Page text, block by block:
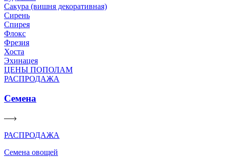
Сакура (вишня декоративная)
Сирень
Спирея
Флокс
Фрезия
Хоста
Эхинацея
ЦЕНЫ ПОПОЛАМ
РАСПРОДАЖА
Семена
РАСПРОДАЖА
Семена овощей